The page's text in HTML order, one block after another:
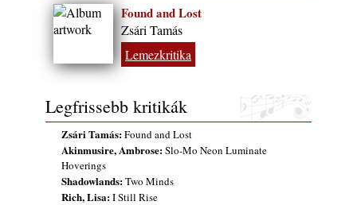
Found and Lost
Zsári Tamás
Lemezkritika
Legfrissebb kritikák
Zsári Tamás:Found and Lost
Akinmusire, Ambrose:Slo-Mo Neon Luminate
Hoverings
Shadowlands:Two Minds
Rich, Lisa:I Still Rise